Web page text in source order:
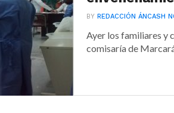
BYREDACCIÓN ÁNCASH
Ayer los familiares y
comisaría de